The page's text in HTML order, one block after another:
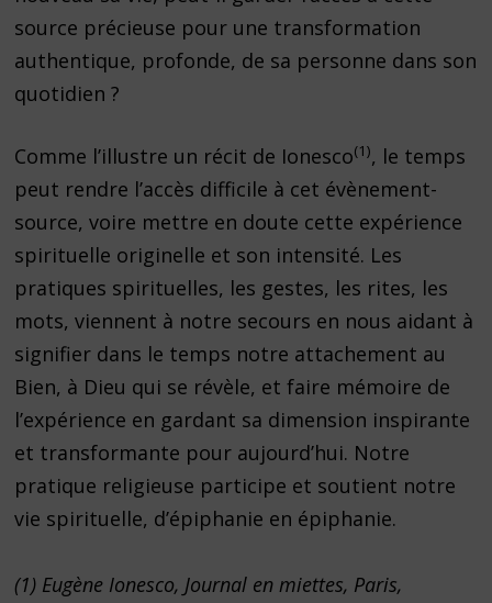
source précieuse pour une transformation
authentique, profonde, de sa personne dans son
quotidien ?
Comme l’illustre un récit de Ionesco(1), le temps
peut rendre l’accès difficile à cet évènement-
source, voire mettre en doute cette expérience
spirituelle originelle et son intensité. Les
pratiques spirituelles, les gestes, les rites, les
mots, viennent à notre secours en nous aidant à
signifier dans le temps notre attachement au
Bien, à Dieu qui se révèle, et faire mémoire de
l’expérience en gardant sa dimension inspirante
et transformante pour aujourd’hui. Notre
pratique religieuse participe et soutient notre
vie spirituelle, d’épiphanie en épiphanie.
(1) Eugène Ionesco, Journal en miettes, Paris,